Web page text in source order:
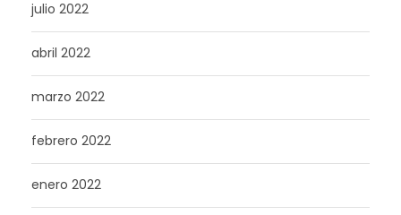
julio 2022
abril 2022
marzo 2022
febrero 2022
enero 2022